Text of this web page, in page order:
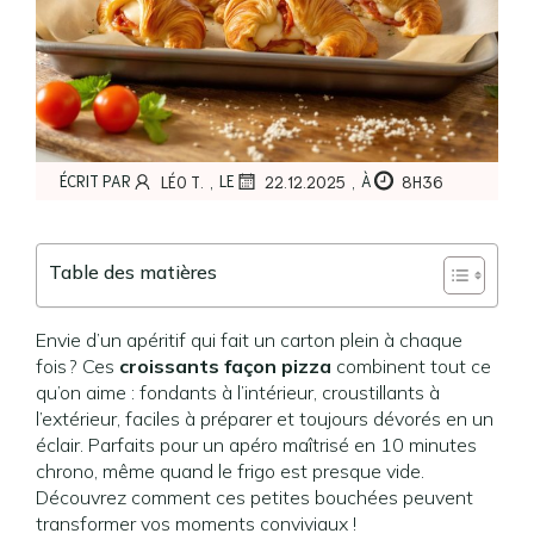
ÉCRIT PAR LÉO T. , LE 22.12.2025 , À 8H36
Table des matières
Envie d’un apéritif qui fait un carton plein à chaque
fois ? Ces croissants façon pizza combinent tout ce
qu’on aime : fondants à l’intérieur, croustillants à
l’extérieur, faciles à préparer et toujours dévorés en un
éclair. Parfaits pour un apéro maîtrisé en 10 minutes
chrono, même quand le frigo est presque vide.
Découvrez comment ces petites bouchées peuvent
transformer vos moments conviviaux !